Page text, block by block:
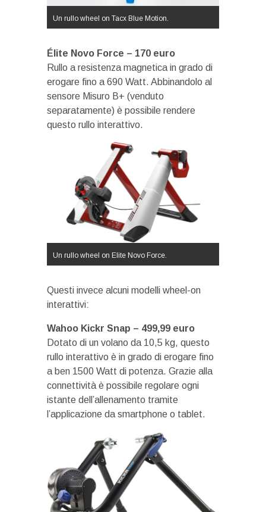
Un rullo wheel on Tacx Blue Motion.
Élite Novo Force – 170 euro
Rullo a resistenza magnetica in grado di
erogare fino a 690 Watt. Abbinandolo al
sensore Misuro B+ (venduto
separatamente) è possibile rendere
questo rullo interattivo.
Un rullo wheel on Elite Novo Force.
Questi invece alcuni modelli wheel-on
interattivi:
Wahoo Kickr Snap – 499,99 euro
Dotato di un volano da 10,5 kg, questo
rullo interattivo è in grado di erogare fino
a ben 1500 Watt di potenza. Grazie alla
connettività è possibile regolare ogni
istante dell’allenamento tramite
l’applicazione da smartphone o tablet.